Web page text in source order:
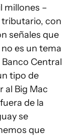
millones –
tributario, con
señales que
es un tema
Central
tipo de
al Big Mac
de la
se
que